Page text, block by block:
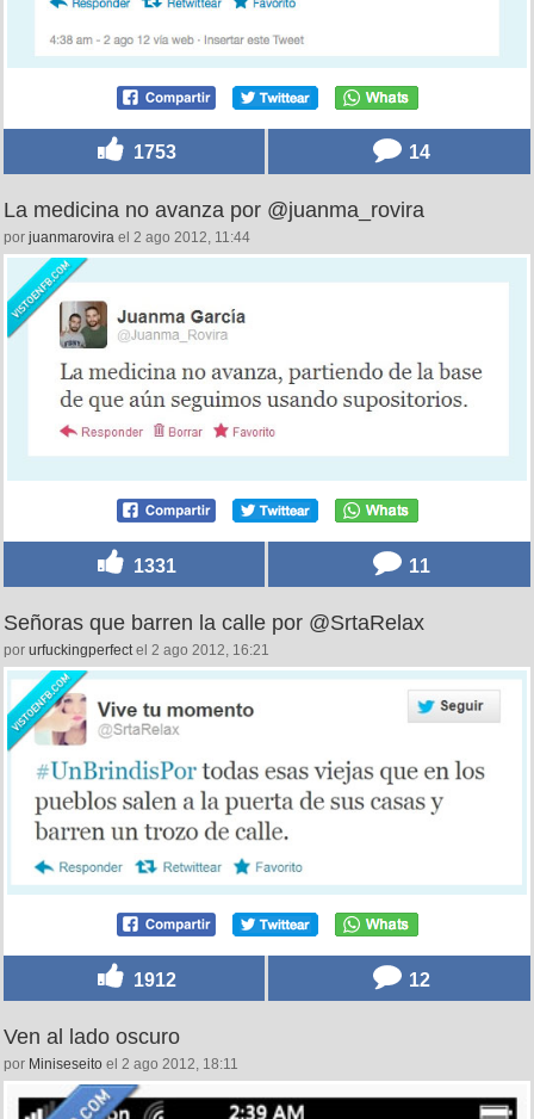
1753 14
La medicina no avanza por @juanma_rovira
por juanmarovira el 2 ago 2012, 11:44
1331 11
Señoras que barren la calle por @SrtaRelax
por urfuckingperfectel 2 ago 2012, 16:21
1912 12
Ven al lado oscuro
por Miniseseito el 2 ago 2012, 18:11